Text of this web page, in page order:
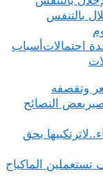
بالتنفس
أسباب
وتقصفه
بعض النصائح
بحق
تستعملين الماكياج